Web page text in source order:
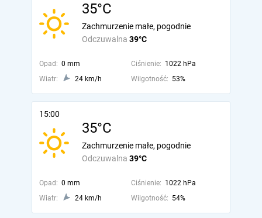
35°C
Odczuwalna 39°C
Zachmurzenie małe, pogodnie
Opad: 0 mm Ciśnienie: 1022 hPa
Wiatr:
24 km/h Wilgotność: 53%
15:00
35°C
Odczuwalna 39°C
Zachmurzenie małe, pogodnie
Opad: 0 mm Ciśnienie: 1022 hPa
Wiatr:
24 km/h Wilgotność: 54%